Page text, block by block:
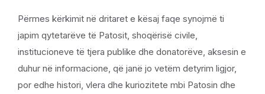
Përmes kërkimit në dritaret e kësaj faqe synojmë ti
japim qytetarëve të Patosit, shoqërisë civile,
institucioneve të tjera publike dhe donatorëve, aksesin e
duhur në informacione, që janë jo vetëm detyrim ligjor,
por edhe histori, vlera dhe kuriozitete mbi Patosin dhe